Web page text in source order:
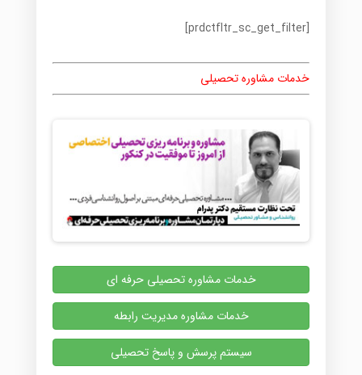
[prdctfltr_sc_get_filter]
خدمات مشاوره تحصیلی
خدمات مشاوره تحصیلی حرفه ای
خدمات مشاوره مدیریت رابطه
سیستم پرسش و پاسخ تحصیلی